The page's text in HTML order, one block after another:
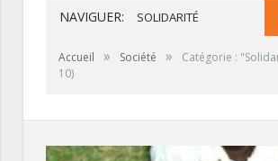
NAVIGUER: SOLIDARITÉ
Accueil » Société » Catégorie :
10)